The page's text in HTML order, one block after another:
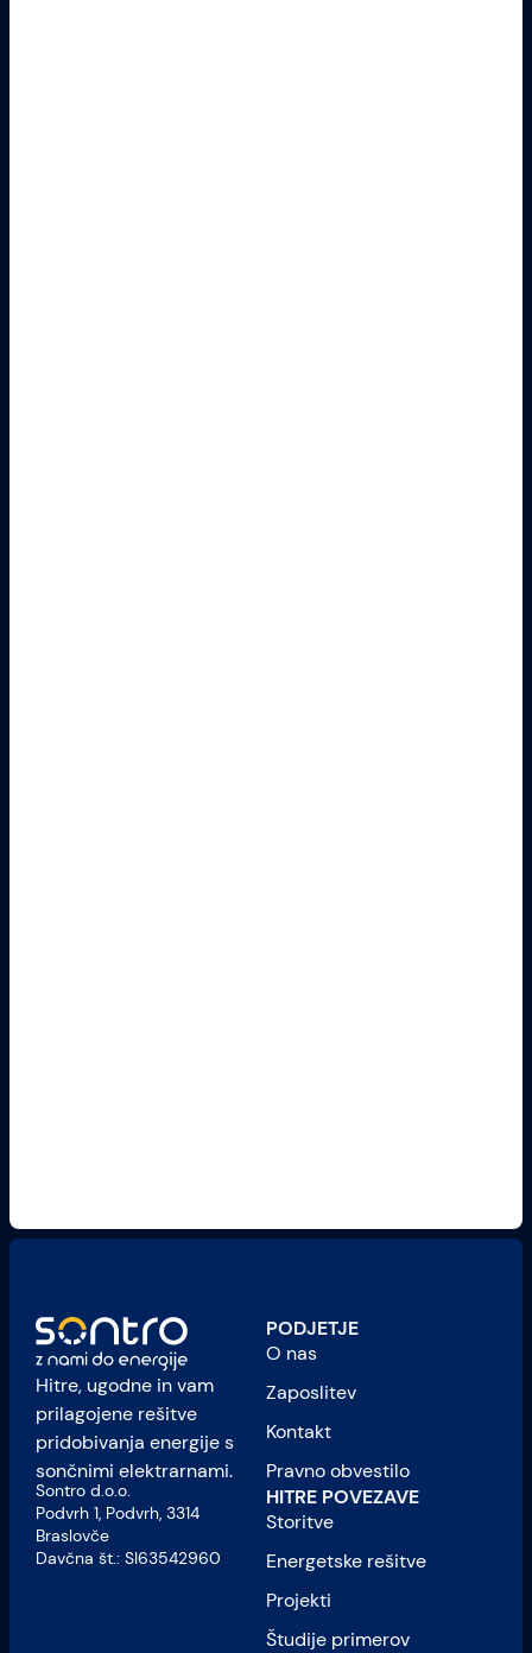
Hitre, ugodne in vam
prilagojene rešitve
pridobivanja energije s
sončnimi elektrarnami.
Sontro d.o.o.
Podvrh 1, Podvrh, 3314
Braslovče
Davčna št.: SI63542960
PODJETJE
O nas
Zaposlitev
Kontakt
Pravno obvestilo
HITRE POVEZAVE
Storitve
Energetske rešitve
Projekti
Študije primerov